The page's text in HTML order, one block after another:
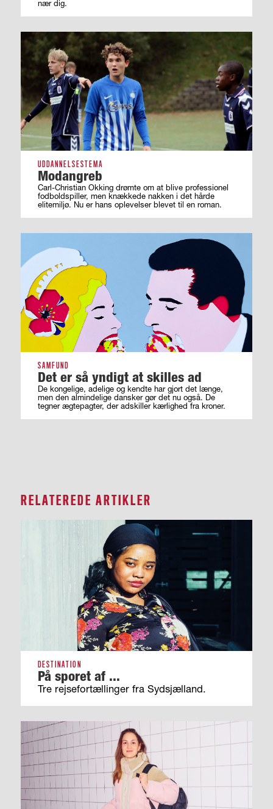
nær dig.
UDDANNELSESTEMA
Modangreb
Carl-Christian Okking drømte om at blive professionel
fodboldspiller, men knækkede nakken i det hårde
elitemiljø. Nu er hans oplevelser blevet til en roman.
SAMFUND
Det er så yndigt at skilles ad
De kongelige, adelige og kendte har gjort det længe,
men den almindelige dansker gør det nu også. De
tegner ægtepagter, der adskiller kærlighed fra kroner.
RELATEREDE ARTIKLER
DESTINATION
På sporet af ...
Tre rejsefortællinger fra Sydsjælland.